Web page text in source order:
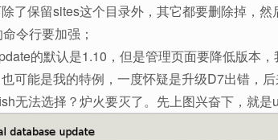
了保留sites这个目录外，其它都要删除掉，
令行要加强；
的默认是1.10，但是管理页面要降低版本
可能是我的特例，一度怀疑是升级D7出错，
无法选择？炉火要灭了。先上图兴奋下，就